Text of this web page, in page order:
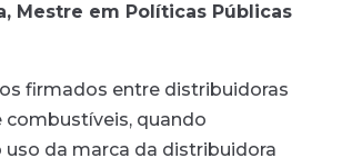
Mestre em Políticas Públicas
firmados entre distribuidoras
combustíveis, quando
uso da marca da distribuidora